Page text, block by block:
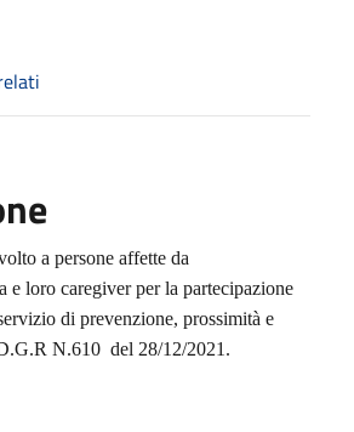
a persone affette da
e loro caregiver per la partecipazione
di prevenzione, prossimità e
N.610 del 28/12/2021.